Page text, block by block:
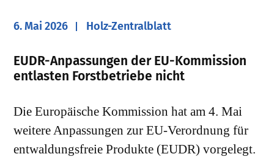
6. Mai 2026 Holz-Zentralblatt
EUDR-Anpassungen der EU-Kommission
entlasten Forstbetriebe nicht
Die Europäische Kommission hat am 4. Mai
weitere Anpassungen zur EU-Verordnung für
entwaldungsfreie Produkte (EUDR) vorgelegt.